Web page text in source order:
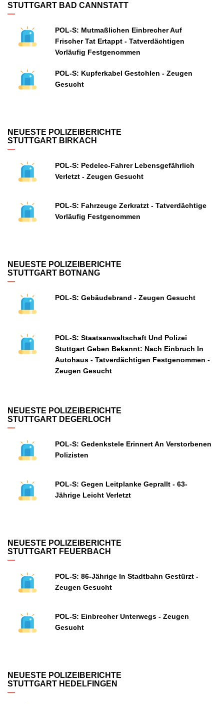
STUTTGART BAD CANNSTATT
POL-S: Mutmaßlichen Einbrecher Auf
Frischer Tat Ertappt - Tatverdächtigen
Vorläufig Festgenommen
POL-S: Kupferkabel Gestohlen - Zeugen
Gesucht
NEUESTE POLIZEIBERICHTE
STUTTGART BIRKACH
POL-S: Pedelec-Fahrer Lebensgefährlich
Verletzt - Zeugen Gesucht
POL-S: Fahrzeuge Zerkratzt - Tatverdächtige
Vorläufig Festgenommen
NEUESTE POLIZEIBERICHTE
STUTTGART BOTNANG
POL-S: Gebäudebrand - Zeugen Gesucht
POL-S: Staatsanwaltschaft Und Polizei
Stuttgart Geben Bekannt: Nach Einbruch In
Autohaus - Tatverdächtigen Festgenommen -
Zeugen Gesucht
NEUESTE POLIZEIBERICHTE
STUTTGART DEGERLOCH
POL-S: Gedenkstele Erinnert An Verstorbenen
Polizisten
POL-S: Gegen Leitplanke Geprallt - 63-
Jährige Leicht Verletzt
NEUESTE POLIZEIBERICHTE
STUTTGART FEUERBACH
POL-S: 86-Jährige In Stadtbahn Gestürzt -
Zeugen Gesucht
POL-S: Einbrecher Unterwegs - Zeugen
Gesucht
NEUESTE POLIZEIBERICHTE
STUTTGART HEDELFINGEN